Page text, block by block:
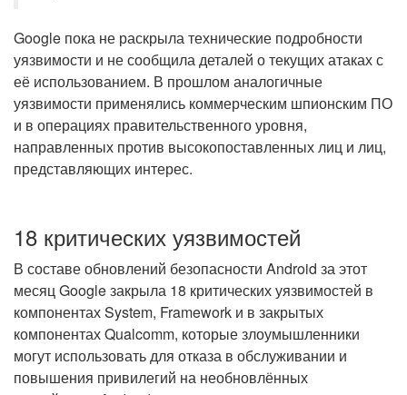
Google пока не раскрыла технические подробности
уязвимости и не сообщила деталей о текущих атаках с
её использованием. В прошлом аналогичные
уязвимости применялись коммерческим шпионским ПО
и в операциях правительственного уровня,
направленных против высокопоставленных лиц и лиц,
представляющих интерес.
18 критических уязвимостей
В составе обновлений безопасности Android за этот
месяц Google закрыла 18 критических уязвимостей в
компонентах System, Framework и в закрытых
компонентах Qualcomm, которые злоумышленники
могут использовать для отказа в обслуживании и
повышения привилегий на необновлённых